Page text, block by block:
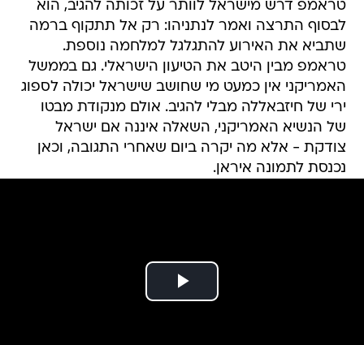
טראמפ דרש מישראל לוותר על זכותה להגיב, הוא
לבסוף התרצה ואמר לנתניהו: רק אל תתקוף ברמה
שתביא את האירוע להתגלגל למלחמה נוספת.
טראמפ מבין היטב את הטיעון הישראלי. גם בממשל
האמריקני אין כמעט מי שחושב שישראל יכולה לספוג
ירי של חיזבאללה מבלי להגיב. אולם מנקודת מבטו
של הנשיא האמריקני, השאלה איננה אם ישראל
צודקת - אלא מה יקרה ביום שאחרי התגובה, וכאן
נכנסת לתמונה איראן.